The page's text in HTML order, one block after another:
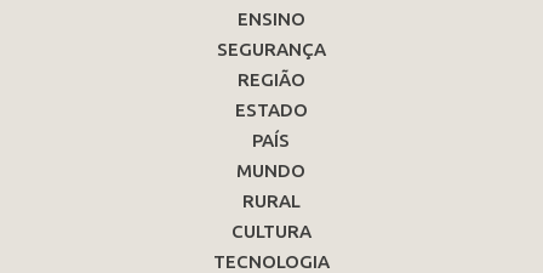
ENSINO
SEGURANÇA
REGIÃO
ESTADO
PAÍS
MUNDO
RURAL
CULTURA
TECNOLOGIA